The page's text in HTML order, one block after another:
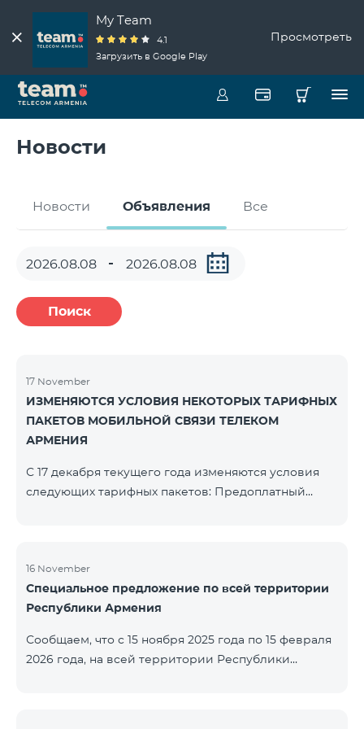
My Team
4.1
Загрузить в Google Play
Просмотреть
Новости
Новости Объявления Все
Поиск
17 November
ИЗМЕНЯЮТСЯ УСЛОВИЯ НЕКОТОРЫХ ТАРИФНЫХ
ПАКЕТОВ МОБИЛЬНОЙ СВЯЗИ ТЕЛЕКОМ
АРМЕНИЯ
С 17 декабря текущего года изменяются условия
следующих тарифных пакетов: Предоплатный
Абоненты получат 600 минут на все сети РА, США,
Канады, Beeline РФ и Tele2 вместо прежних 300
минут и 14 ГБ интернета вместо прежних 7 ГБ.
будет переименован в «Be Free 3200». Абонентская
пла
16 November
Специальное предложение по всей территории
Республики Армения
Сообщаем, что с 15 ноября 2025 года по 15 февраля
2026 года, на всей территории Республики